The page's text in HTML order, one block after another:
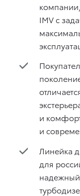
IMV с
и
и
Линейка
для